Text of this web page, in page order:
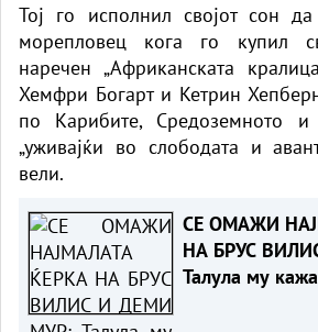
Тој го исполнил својот сон да
морепловец кога го купил
наречен „Африканската
Хемфри Богарт и Кетрин
по Карибите, Средоземното
„уживајќи во слободата и
вели.
СЕ ОМАЖИ
НА БРУС
Талула му